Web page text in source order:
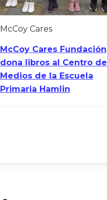
McCoy Cares
McCoy Cares Fundación
dona libros al Centro de
Medios de la Escuela
Primaria Hamlin